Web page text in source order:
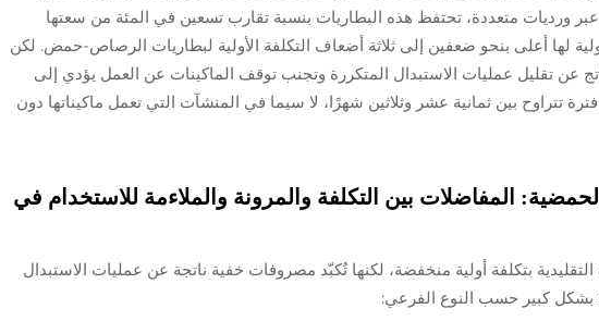
ورديات متعددة، تحتفظ هذه البطاريات بنسبة تقارب تسعين في المئة من سعتها
لها أعلى بنحو ضعفين إلى ثلاثة أضعاف التكلفة الأولية لبطاريات الرصاص-حمض. لكن
عن تقليل عمليات الاستبدال المتكررة وتجنب توقف الماكينات عن العمل يؤدي إلى
تتراوح بين ثمانية عشر وثلاثين شهرًا، لا سيما في المنشآت التي تعمل ماكيناتها دون
المفاضلات بين التكلفة والمرونة والملاءمة للاستخدام في
بتكلفة أولية منخفضة، لكنها تُكبّد مصروفات خفية ناتجة عن عمليات الاستبدال
بشكل كبير حسب النوع الفرعي: